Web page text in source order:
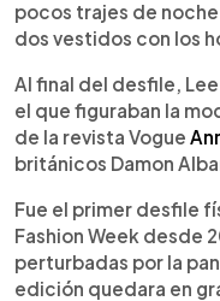
pocos trajes de
dos vestidos con los
Al final del desfile,
el que figuraban la
de la revista Vogue
británicos Damon
Fue el primer desfile
Fashion Week desde
perturbadas por la
edición quedara en